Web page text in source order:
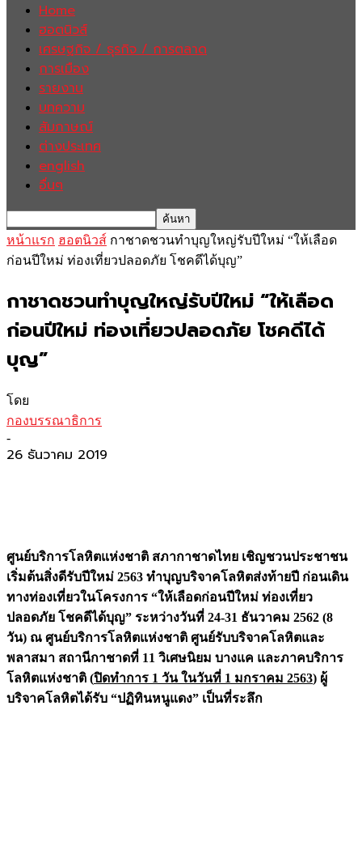
Home
ฮอตนิวส์
เศรษฐกิจ / ธุรกิจ / การตลาด
การเมือง
รายงาน
บทความ
สัมภาษณ์
ต่างประเทศ
english
อื่นๆ
หน้าแรก ฮอตนิวส์ กาชาดชวนทำบุญใหญ่รับปีใหม่ “ให้เลือด
ก่อนปีใหม่ ท่องเที่ยวปลอดภัย โชคดีได้บุญ”
กาชาดชวนทำบุญใหญ่รับปีใหม่ “ให้เลือด
ก่อนปีใหม่ ท่องเที่ยวปลอดภัย โชคดีได้
บุญ”
โดย
กองบรรณาธิการ
-
26 ธันวาคม 2019
ศูนย์บริการโลหิตแห่งชาติ สภากาชาดไทย เชิญชวนประชาชน
เริ่มต้นสิ่งดีรับปีใหม่ 2563 ทำบุญบริจาคโลหิตส่งท้ายปี ก่อนเดิน
ทางท่องเที่ยวในโครงการ “ให้เลือดก่อนปีใหม่ ท่องเที่ยว
ปลอดภัย โชคดีได้บุญ” ระหว่างวันที่ 24-31 ธันวาคม 2562 (8
วัน) ณ ศูนย์บริการโลหิตแห่งชาติ ศูนย์รับบริจาคโลหิตและ
พลาสมา สถานีกาชาดที่ 11 วิเศษนิยม บางแค และภาคบริการ
โลหิตแห่งชาติ (ปิดทำการ 1 วัน ในวันที่ 1 มกราคม 2563) ผู้
บริจาคโลหิตได้รับ “ปฏิทินหนูแดง” เป็นที่ระลึก